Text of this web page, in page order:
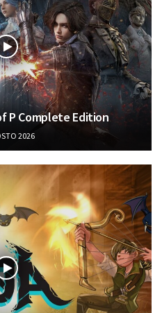
P Complete Edition
2026